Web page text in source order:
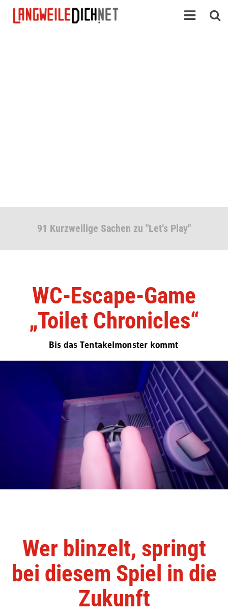
91 Kurzweilige Sachen zu "Let’s Play"
WC-Escape-Game
„Toilet Chronicles“
Bis das Tentakelmonster kommt
Wer blinzelt, springt
bei diesem Spiel in die
Zukunft